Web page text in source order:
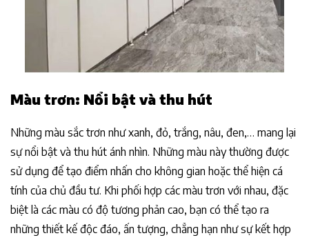
Màu trơn: Nổi bật và thu hút
Những màu sắc trơn như xanh, đỏ, trắng, nâu, đen,… mang lại
sự nổi bật và thu hút ánh nhìn. Những màu này thường được
sử dụng để tạo điểm nhấn cho không gian hoặc thể hiện cá
tính của chủ đầu tư. Khi phối hợp các màu trơn với nhau, đặc
biệt là các màu có độ tương phản cao, bạn có thể tạo ra
những thiết kế độc đáo, ấn tượng, chẳng hạn như sự kết hợp